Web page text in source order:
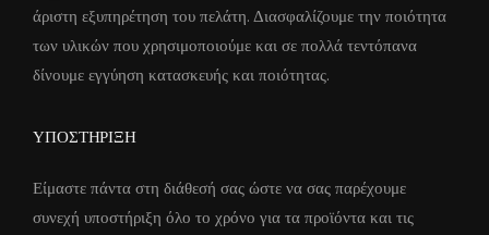
άριστη εξυπηρέτηση του πελάτη. Διασφαλίζουμε την ποιότητα
των υλικών που χρησιμοποιούμε και σε πολλά τεντόπανα
δίνουμε εγγύηση κατασκευής και ποιότητας.
ΥΠΟΣΤΗΡΙΞΗ
Είμαστε πάντα στη διάθεσή σας ώστε να σας παρέχουμε
συνεχή υποστήριξη όλο το χρόνο για τα προϊόντα και τις